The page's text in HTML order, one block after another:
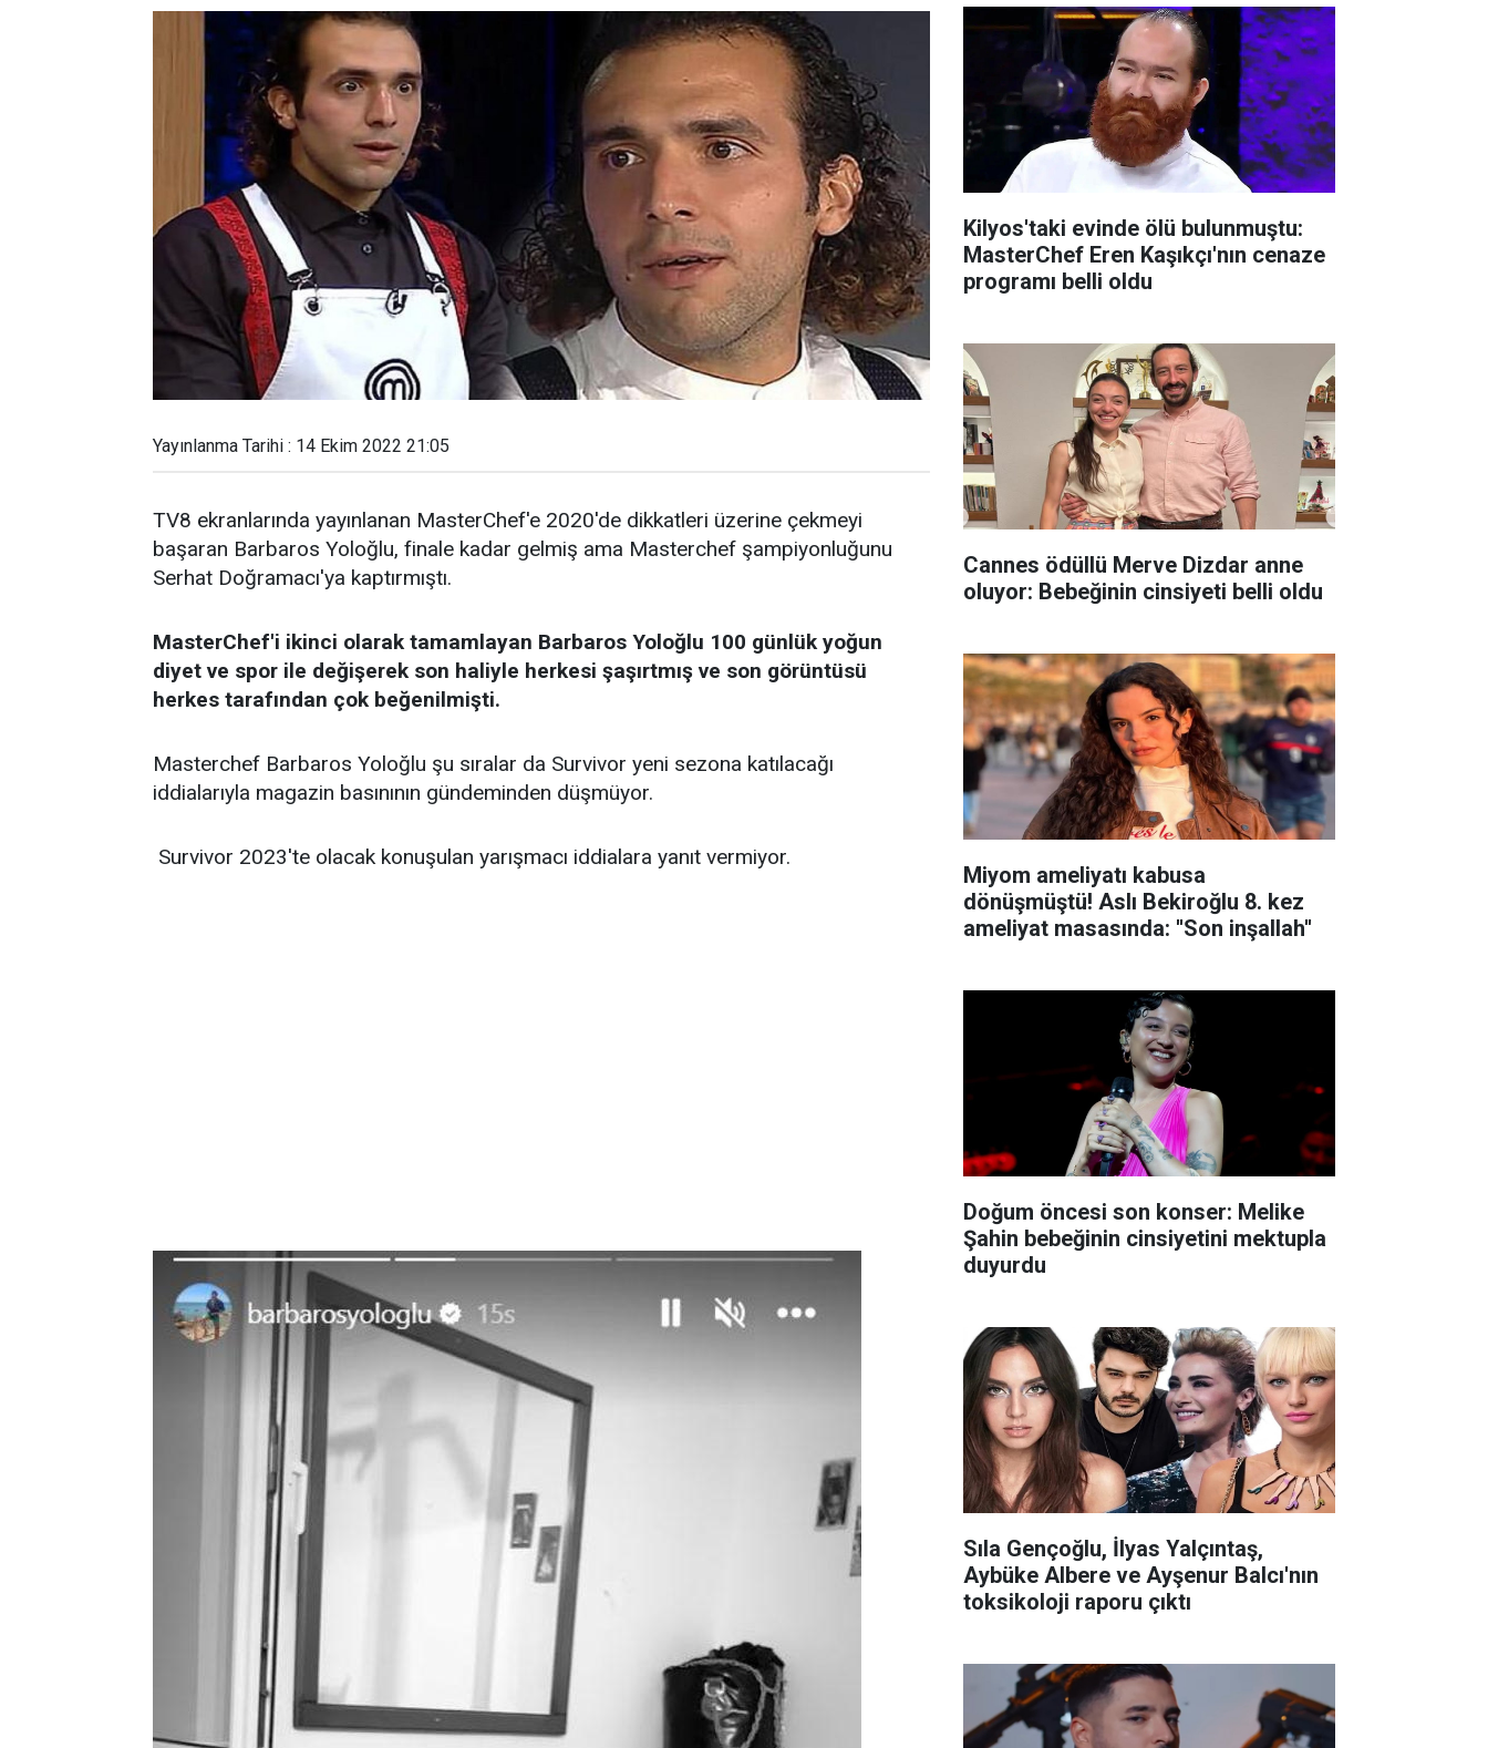
Yayınlanma Tarihi : 14 Ekim 2022 21:05
TV8 ekranlarında yayınlanan MasterChef'e 2020'de dikkatleri üzerine çekmeyi
başaran Barbaros Yoloğlu, finale kadar gelmiş ama Masterchef şampiyonluğunu
Serhat Doğramacı'ya kaptırmıştı.
MasterChef'i ikinci olarak tamamlayan Barbaros Yoloğlu 100 günlük yoğun
diyet ve spor ile değişerek son haliyle herkesi şaşırtmış ve son görüntüsü
herkes tarafından çok beğenilmişti.
Masterchef Barbaros Yoloğlu şu sıralar da Survivor yeni sezona katılacağı
iddialarıyla magazin basınının gündeminden düşmüyor.
Survivor 2023'te olacak konuşulan yarışmacı iddialara yanıt vermiyor.
Kilyos'taki evinde ölü bulunmuştu:
MasterChef Eren Kaşıkçı'nın cenaze
programı belli oldu
Cannes ödüllü Merve Dizdar anne
oluyor: Bebeğinin cinsiyeti belli oldu
Miyom ameliyatı kabusa
dönüşmüştü! Aslı Bekiroğlu 8. kez
ameliyat masasında: ''Son inşallah''
Doğum öncesi son konser: Melike
Şahin bebeğinin cinsiyetini mektupla
duyurdu
Sıla Gençoğlu, İlyas Yalçıntaş,
Aybüke Albere ve Ayşenur Balcı'nın
toksikoloji raporu çıktı